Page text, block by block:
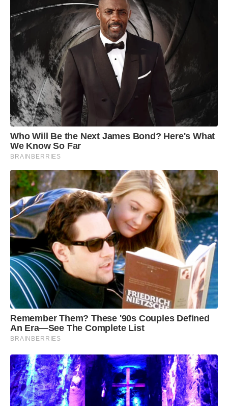
Who Will Be the Next James Bond? Here's What
We Know So Far
BRAINBERRIES
Remember Them? These '90s Couples Defined
An Era—See The Complete List
BRAINBERRIES